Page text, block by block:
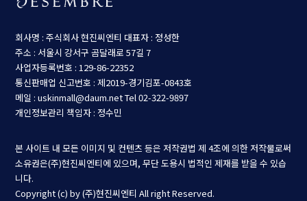
회사명 : 주식회사 현진씨엔티 대표자 : 정성한
주소 : 서울시 강서구 곰달래로 57길 7
사업자등록번호 : 129-86-22352
통신판매업 신고번호 : 제2019-경기김포-0843호
메일 : uskinmall@daum.netTel 02-322-9897
개인정보관리 책임자 : 정수민
본 사이트 내 모든 이미지 및 컨텐츠 등은 저작권법 제 4조에 의한 저작물로써
소유권은(주)현진씨엔티에 있으며, 무단 도용시 법적인 제재를 받을 수 있습
니다.
Copyright (c) by (주)현진씨엔티 All right Reserved.